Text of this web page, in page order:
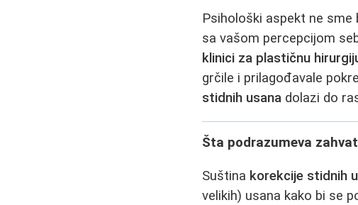
Psihološki aspekt ne sme
sa vašom percepcijom
klinici za plastičnu
grčile i prilagođavale
stidnih usana dolazi do
Šta podrazumeva
Suština korekcije stidnih
velikih) usana kako bi se